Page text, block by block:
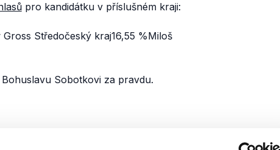
pro kandidátku v příslušném kraji:
Středočeský kraj16,55 %Miloš
Sobotkovi za pravdu.